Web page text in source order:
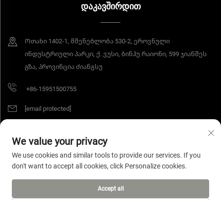
ᲓᲐᲙᲐᲕᲨᲘᲠᲓᲘᲗ
Ოთახი 1402-1, მშენებლობა 530-2, ეროვნული
ინდუსტრიული პარკი, ქ. ვუსი, ბინჰუ რაიონი, 599 ჯიანშეს
გზა, პროვინცია ძიანგსუ
+86-15951500755
[email protected]
Ყველა უფლება დაცულია © 2025 Jiangsu Yangang Materials Co., Ltd.
Პრივატულობის პოლიტიკა
We value your privacy
We use cookies and similar tools to provide our services. If you
don't want to accept all cookies, click Personalize cookies.
Accept all